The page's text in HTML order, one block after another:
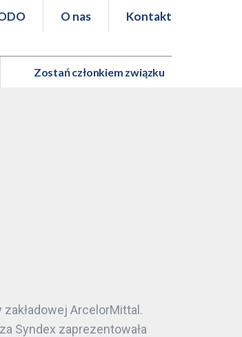
O nas Kontakt
Zostań członkiem związku
ArcelorMittal.
Syndex zaprezentowała